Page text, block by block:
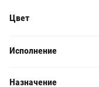
Цвет
Исполнение
Назначение